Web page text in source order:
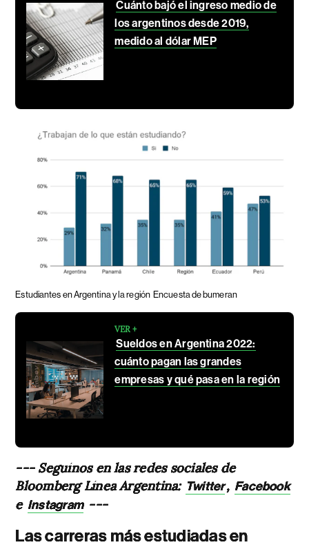
Cuánto bajó el ingreso medio de
los argentinos desde 2019,
medido al dólar MEP
Estudiantes en Argentina y la región Encuesta de bumeran
VER +
Sueldos en Argentina 2022:
cuánto pagan las grandes
empresas y qué pasa en la región
--- Seguínos en las redes sociales de
Bloomberg Línea Argentina: Twitter, Facebook
e Instagram ---
Las carreras más estudiadas en